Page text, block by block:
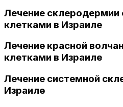
Лечение
клетками в Израиле
Лечение красной
клетками в Израиле
Лечение системной
Израиле